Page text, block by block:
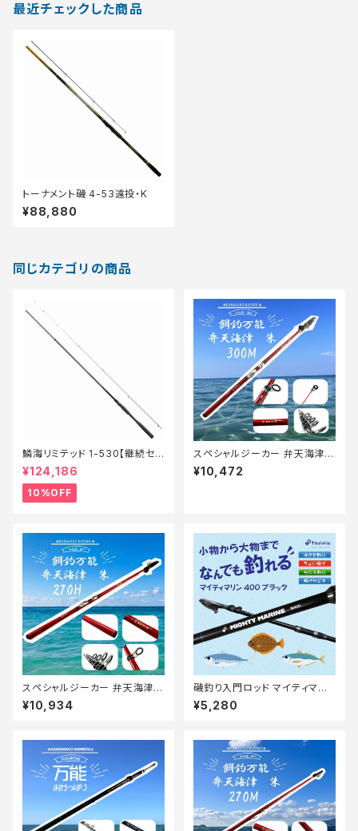
最近チェックした商品
トーナメント磯 4-53遠投・K
¥88,880
同じカテゴリの商品
鱗海リミテッド 1-530【継続セ
ール_ロッド】【10】
¥124,186
10%OFF
スペシャルジーカー 弁天海津
朱 300M【Tオリ】
¥10,472
スペシャルジーカー 弁天海津
朱 270H【Tオリ】
¥10,934
磯釣り入門ロッド マイティマリ
ン 400 マットブラック
¥5,280